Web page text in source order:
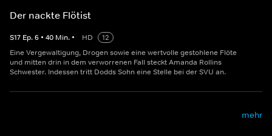
Der nackte Flötist
S17 Ep.6 • 40 Min. • HD
12
Eine Vergewaltigung, Drogen sowie eine wertvolle gestohlene Flöte
und mitten drin in dem verworrenen Fall steckt Amanda Rollins
Schwester. Indessen tritt Dodds Sohn eine Stelle bei der SVU an.
mehr